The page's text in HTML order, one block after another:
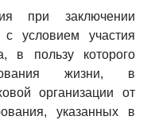
при заключении
с условием участия
в пользу которого
жизни, в
организации от
указанных в